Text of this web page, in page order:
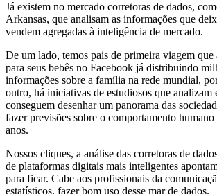
Já existem no mercado corretoras de dados,
Arkansas, que analisam as informações que
vendem agregadas à inteligência de mercado.
De um lado, temos pais de primeira viagem que
para seus bebês no Facebook já distribuindo
informações sobre a família na rede mundial,
outro, há iniciativas de estudiosos que analizam
conseguem desenhar um panorama das
fazer previsões sobre o comportamento
anos.
Nossos cliques, a análise das corretoras de
de plataformas digitais mais inteligentes
para ficar. Cabe aos profissionais da
estatísticos, fazer bom uso desse mar de dados.